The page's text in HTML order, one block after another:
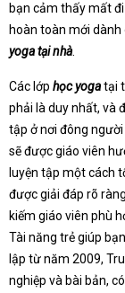
bạn cảm thấy mất
hoàn toàn mới
yoga tại nhà.
Các lớp học yogatại
phải là duy nhất, và
tập ở nơi đông
sẽ được giáo viên
luyện tập một cách
được giải đáp rõ
kiếm giáo viên phù
Tài năng trẻ giúp
lập từ năm 2009,
nghiệp và bài bản,